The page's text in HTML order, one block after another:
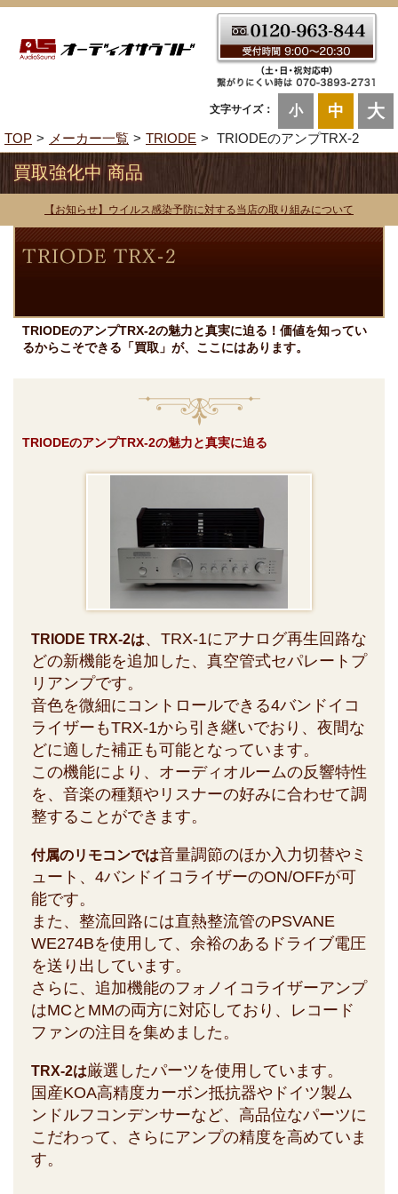
文字サイズ： 小 中 大
TOP メーカー一覧 TRIODE TRIODEのアンプTRX-2
買取強化中 商品
【お知らせ】ウイルス感染予防に対する当店の取り組みについて
TRIODEのアンプTRX-2の魅力と真実に迫る！価値を知ってい
るからこそできる「買取」が、ここにはあります。
TRIODEのアンプTRX-2の魅力と真実に迫る
TRIODE TRX-2は、TRX-1にアナログ再生回路な
どの新機能を追加した、真空管式セパレートプ
リアンプです。
音色を微細にコントロールできる4バンドイコ
ライザーもTRX-1から引き継いでおり、夜間な
どに適した補正も可能となっています。
この機能により、オーディオルームの反響特性
を、音楽の種類やリスナーの好みに合わせて調
整することができます。
付属のリモコンでは音量調節のほか入力切替やミ
ュート、4バンドイコライザーのON/OFFが可
能です。
また、整流回路には直熱整流管のPSVANE
WE274Bを使用して、余裕のあるドライブ電圧
を送り出しています。
さらに、追加機能のフォノイコライザーアンプ
はMCとMMの両方に対応しており、レコード
ファンの注目を集めました。
TRX-2は厳選したパーツを使用しています。
国産KOA高精度カーボン抵抗器やドイツ製ム
ンドルフコンデンサーなど、高品位なパーツに
こだわって、さらにアンプの精度を高めていま
す。